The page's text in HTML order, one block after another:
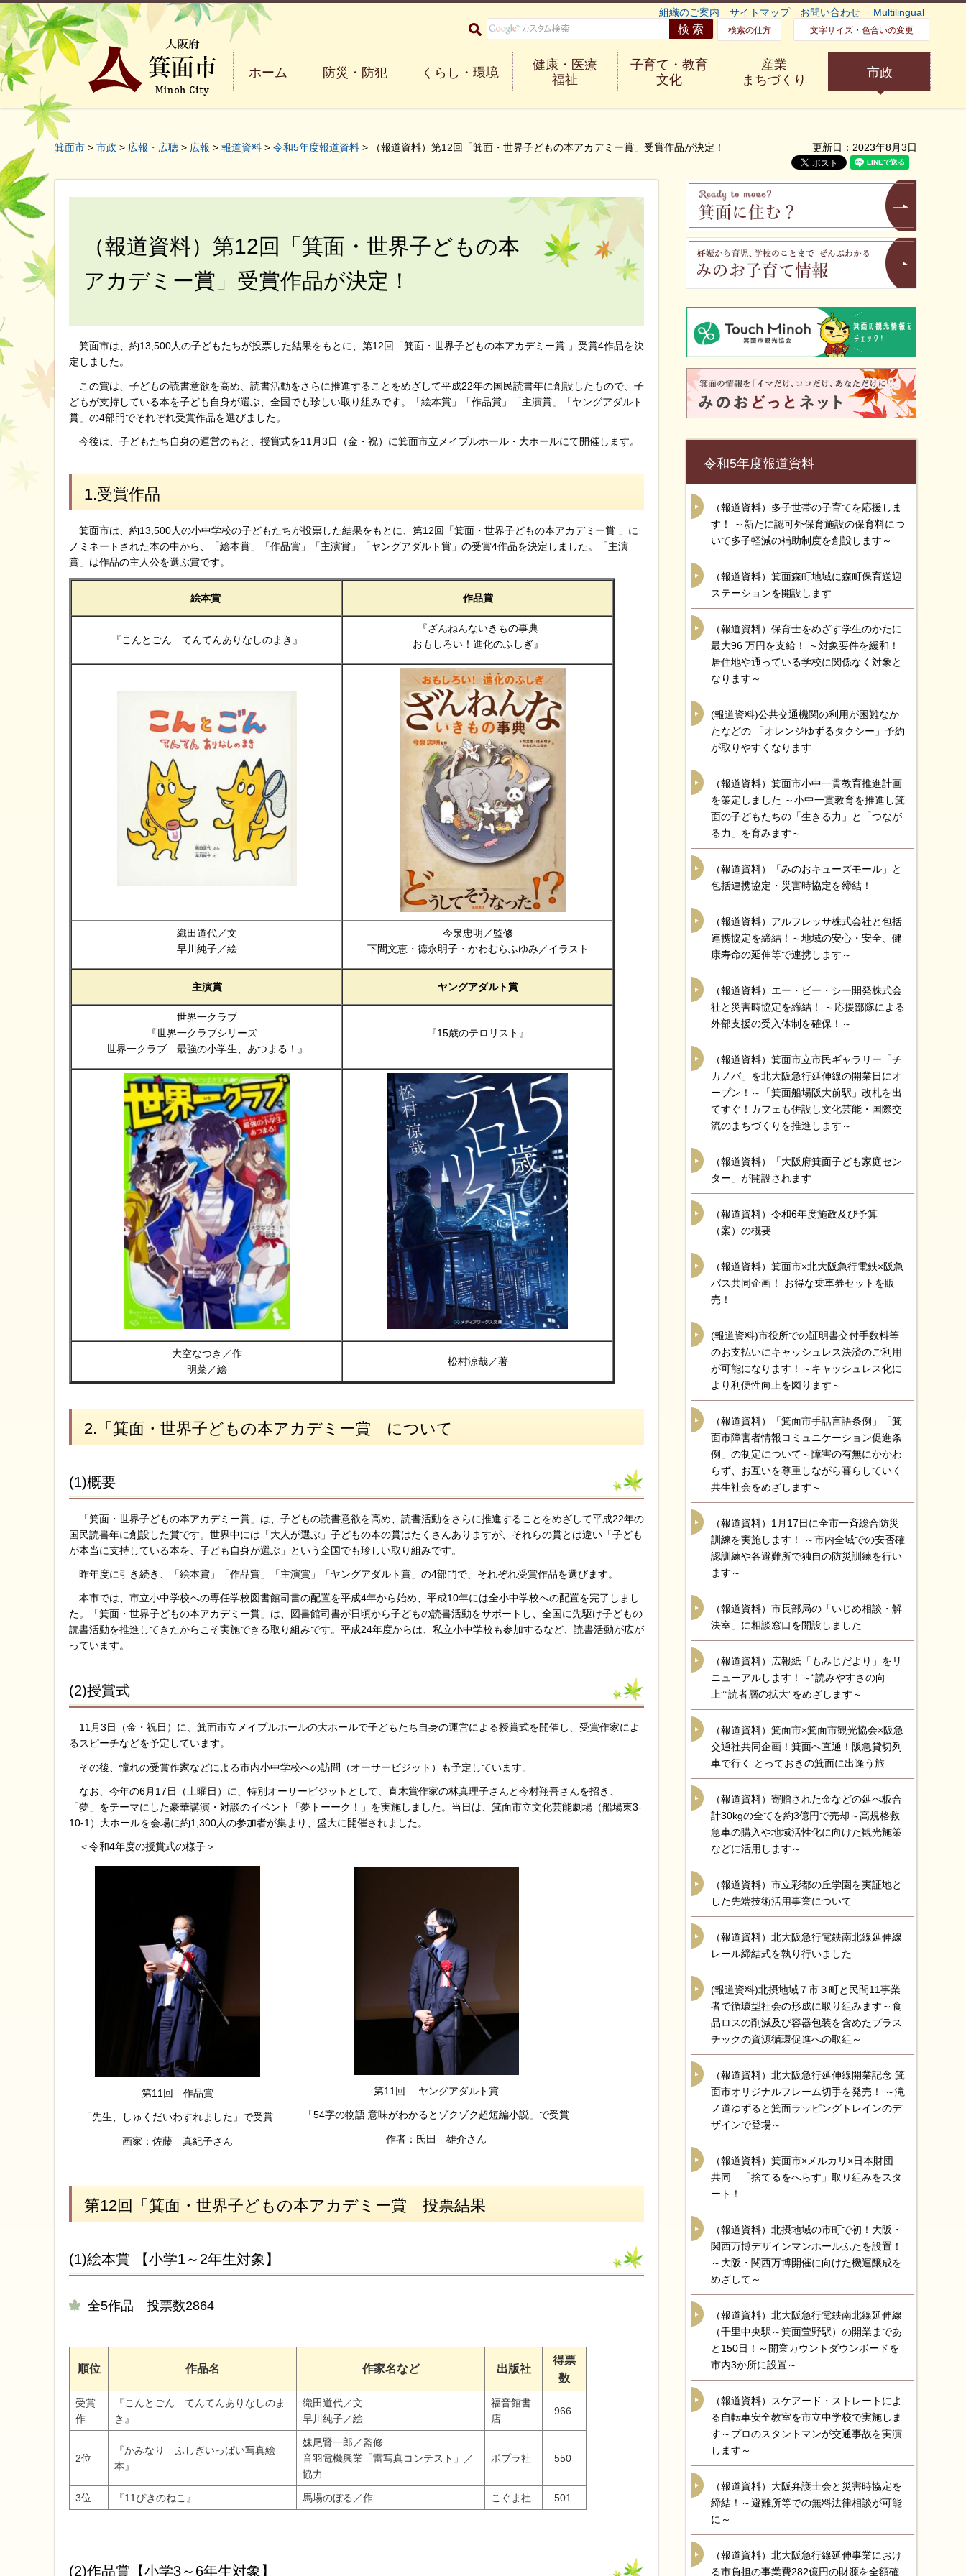
大阪府箕面市 Minoh City
組織のご案内 サイトマップ お問い合わせ Multilingual
検索の仕方 文字サイズ・色合いの変更
ホーム 防災・防犯 くらし・環境
健康・医療
福祉
子育て・教育
文化
産業
まちづくり
市政
箕面市 > 市政 > 広報・広聴 > 広報 > 報道資料 > 令和5年度報道資料 > （報道資料）第12回「箕面・世界子どもの本アカデミー賞」受賞作品が決定！ 更新日：2023年8月3日
（報道資料）第12回「箕面・世界子どもの本
アカデミー賞」受賞作品が決定！
箕面市は、約13,500人の子どもたちが投票した結果をもとに、第12回「箕面・世界子どもの本アカデミー賞 」受賞4作品を決
定しました。
この賞は、子どもの読書意欲を高め、読書活動をさらに推進することをめざして平成22年の国民読書年に創設したもので、子
どもが支持している本を子ども自身が選ぶ、全国でも珍しい取り組みです。「絵本賞」「作品賞」「主演賞」「ヤングアダルト
賞」の4部門でそれぞれ受賞作品を選びました。
今後は、子どもたち自身の運営のもと、授賞式を11月3日（金・祝）に箕面市立メイプルホール・大ホールにて開催します。
1.受賞作品
箕面市は、約13,500人の小中学校の子どもたちが投票した結果をもとに、第12回「箕面・世界子どもの本アカデミー賞 」に
ノミネートされた本の中から、「絵本賞」「作品賞」「主演賞」「ヤングアダルト賞」の受賞4作品を決定しました。「主演
賞」は作品の主人公を選ぶ賞です。
絵本賞 作品賞
『こんとごん てんてんありなしのまき』
『ざんねんないきもの事典
おもしろい！進化のふしぎ』
織田道代／文
早川純子／絵
今泉忠明／監修
下間文恵・徳永明子・かわむらふゆみ／イラスト
主演賞 ヤングアダルト賞
世界一クラブ
『世界一クラブシリーズ
世界一クラブ 最強の小学生、あつまる！』
『15歳のテロリスト』
大空なつき／作
明菜／絵
松村涼哉／著
2.「箕面・世界子どもの本アカデミー賞」について
(1)概要
「箕面・世界子どもの本アカデミー賞」は、子どもの読書意欲を高め、読書活動をさらに推進することをめざして平成22年の
国民読書年に創設した賞です。世界中には「大人が選ぶ」子どもの本の賞はたくさんありますが、それらの賞とは違い「子ども
が本当に支持している本を、子ども自身が選ぶ」という全国でも珍しい取り組みです。
昨年度に引き続き、「絵本賞」「作品賞」「主演賞」「ヤングアダルト賞」の4部門で、それぞれ受賞作品を選びます。
本市では、市立小中学校への専任学校図書館司書の配置を平成4年から始め、平成10年には全小中学校への配置を完了しまし
た。「箕面・世界子どもの本アカデミー賞」は、図書館司書が日頃から子どもの読書活動をサポートし、全国に先駆け子どもの
読書活動を推進してきたからこそ実施できる取り組みです。平成24年度からは、私立小中学校も参加するなど、読書活動が広が
っています。
(2)授賞式
11月3日（金・祝日）に、箕面市立メイプルホールの大ホールで子どもたち自身の運営による授賞式を開催し、受賞作家によ
るスピーチなどを予定しています。
その後、憧れの受賞作家などによる市内小中学校への訪問（オーサービジット）も予定しています。
なお、今年の6月17日（土曜日）に、特別オーサービジットとして、直木賞作家の林真理子さんと今村翔吾さんを招き、
「夢」をテーマにした豪華講演・対談のイベント「夢トーーク！」を実施しました。当日は、箕面市立文化芸能劇場（船場東3-
10-1）大ホールを会場に約1,300人の参加者が集まり、盛大に開催されました。
＜令和4年度の授賞式の様子＞
第11回 作品賞
「先生、しゅくだいわすれました」で受賞
画家：佐藤 真紀子さん
第11回 ヤングアダルト賞
「54字の物語 意味がわかるとゾクゾク超短編小説」で受賞
作者：氏田 雄介さん
第12回「箕面・世界子どもの本アカデミー賞」投票結果
(1)絵本賞 【小学1～2年生対象】
全5作品 投票数2864
順位 作品名 作家名など 出版社
得票
数
受賞
作
『こんとごん てんてんありなしのま
き』
織田道代／文
早川純子／絵
福音館書
店
966
2位
『かみなり ふしぎいっぱい写真絵
本』
妹尾賢一郎／監修
音羽電機興業「雷写真コンテスト」／
協力
ポプラ社 550
3位 『11ぴきのねこ』 馬場のぼる／作 こぐま社 501
(2)作品賞【小学3～6年生対象】
令和5年度報道資料
（報道資料）多子世帯の子育てを応援しま
す！ ～新たに認可外保育施設の保育料につ
いて多子軽減の補助制度を創設します～
（報道資料）箕面森町地域に森町保育送迎
ステーションを開設します
（報道資料）保育士をめざす学生のかたに
最大96 万円を支給！ ～対象要件を緩和！
居住地や通っている学校に関係なく対象と
なります～
(報道資料)公共交通機関の利用が困難なか
たなどの 「オレンジゆずるタクシー」予約
が取りやすくなります
（報道資料）箕面市小中一貫教育推進計画
を策定しました ～小中一貫教育を推進し箕
面の子どもたちの「生きる力」と「つなが
る力」を育みます～
（報道資料）「みのおキューズモール」と
包括連携協定・災害時協定を締結！
（報道資料）アルフレッサ株式会社と包括
連携協定を締結！～地域の安心・安全、健
康寿命の延伸等で連携します～
（報道資料）エー・ビー・シー開発株式会
社と災害時協定を締結！ ～応援部隊による
外部支援の受入体制を確保！～
（報道資料）箕面市立市民ギャラリー「チ
カノバ」を北大阪急行延伸線の開業日にオ
ープン！～「箕面船場阪大前駅」改札を出
てすぐ！カフェも併設し文化芸能・国際交
流のまちづくりを推進します～
（報道資料）「大阪府箕面子ども家庭セン
ター」が開設されます
（報道資料）令和6年度施政及び予算
（案）の概要
（報道資料）箕面市×北大阪急行電鉄×阪急
バス共同企画！ お得な乗車券セットを販
売！
(報道資料)市役所での証明書交付手数料等
のお支払いにキャッシュレス決済のご利用
が可能になります！～キャッシュレス化に
より利便性向上を図ります～
（報道資料）「箕面市手話言語条例」「箕
面市障害者情報コミュニケーション促進条
例」の制定について～障害の有無にかかわ
らず、お互いを尊重しながら暮らしていく
共生社会をめざします～
（報道資料）1月17日に全市一斉総合防災
訓練を実施します！ ～市内全域での安否確
認訓練や各避難所で独自の防災訓練を行い
ます～
（報道資料）市長部局の「いじめ相談・解
決室」に相談窓口を開設しました
（報道資料）広報紙「もみじだより」をリ
ニューアルします！～“読みやすさの向
上”“読者層の拡大”をめざします～
（報道資料）箕面市×箕面市観光協会×阪急
交通社共同企画！箕面へ直通！阪急貸切列
車で行く とっておきの箕面に出逢う旅
（報道資料）寄贈された金などの延べ板合
計30kgの全てを約3億円で売却～高規格救
急車の購入や地域活性化に向けた観光施策
などに活用します～
（報道資料）市立彩都の丘学園を実証地と
した先端技術活用事業について
（報道資料）北大阪急行電鉄南北線延伸線
レール締結式を執り行いました
(報道資料)北摂地域７市３町と民間11事業
者で循環型社会の形成に取り組みます～食
品ロスの削減及び容器包装を含めたプラス
チックの資源循環促進への取組～
（報道資料）北大阪急行延伸線開業記念 箕
面市オリジナルフレーム切手を発売！ ～滝
ノ道ゆずると箕面ラッピングトレインのデ
ザインで登場～
（報道資料）箕面市×メルカリ×日本財団
共同 「捨てるをへらす」取り組みをスタ
ート！
（報道資料）北摂地域の市町で初！大阪・
関西万博デザインマンホールふたを設置！
～大阪・関西万博開催に向けた機運醸成を
めざして～
（報道資料）北大阪急行電鉄南北線延伸線
（千里中央駅～箕面萱野駅）の開業まであ
と150日！～開業カウントダウンボードを
市内3か所に設置～
（報道資料）スケアード・ストレートによ
る自転車安全教室を市立中学校で実施しま
す～プロのスタントマンが交通事故を実演
します～
（報道資料）大阪弁護士会と災害時協定を
締結！～避難所等での無料法律相談が可能
に～
（報道資料）北大阪急行線延伸事業におけ
る市負担の事業費282億円の財源を全額確